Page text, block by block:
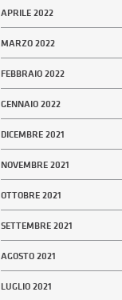
APRILE 2022
MARZO 2022
FEBBRAIO 2022
GENNAIO 2022
DICEMBRE 2021
NOVEMBRE 2021
OTTOBRE 2021
SETTEMBRE 2021
AGOSTO 2021
LUGLIO 2021